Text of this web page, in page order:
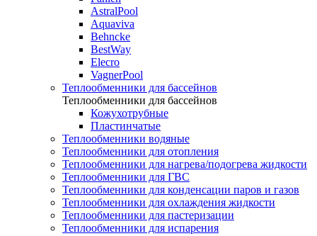
AstralPool
Aquaviva
Behncke
BestWay
Elecro
VagnerPool
Теплообменники для бассейнов
Теплообменники для бассейнов
Кожухотрубные
Пластинчатые
Теплообменники водяные
Теплообменники для отопления
Теплообменники для нагрева/подогрева жидкости
Теплообменники для ГВС
Теплообменники для конденсации паров и газов
Теплообменники для охлаждения жидкости
Теплообменники для пастеризации
Теплообменники для испарения